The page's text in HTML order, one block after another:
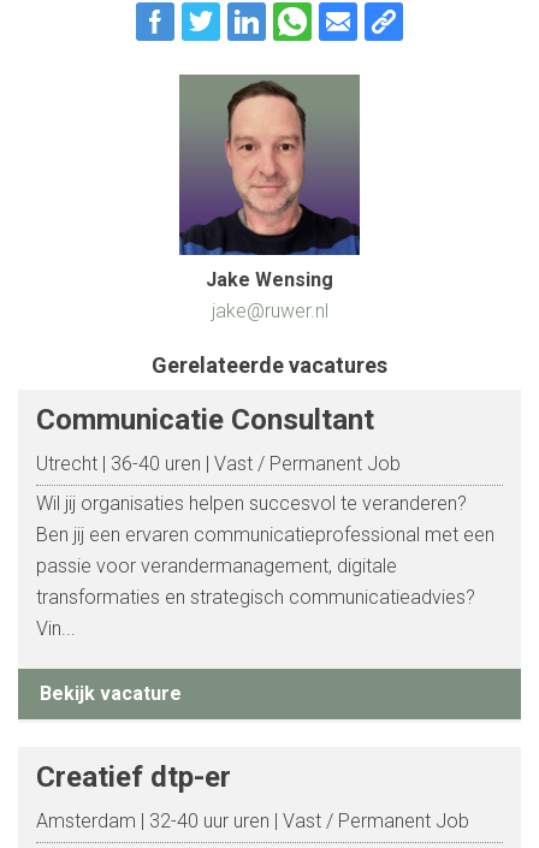
Jake Wensing
jake@ruwer.nl
Gerelateerde vacatures
Communicatie Consultant
Utrecht 36-40 uren
Vast / Permanent Job
Wil jij organisaties helpen succesvol te veranderen?
Ben jij een ervaren communicatieprofessional met een
passie voor verandermanagement, digitale
transformaties en strategisch communicatieadvies?
Vin...
Bekijk vacature
Creatief dtp-er
Amsterdam 32-40 uur uren
Vast / Permanent Job